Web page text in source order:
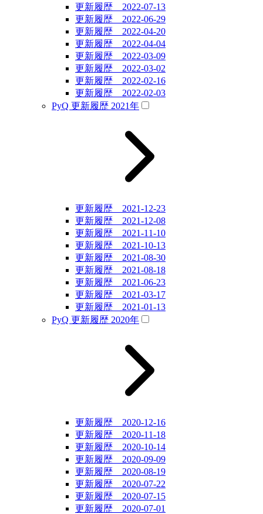
更新履歴 2022-07-13
更新履歴 2022-06-29
更新履歴 2022-04-20
更新履歴 2022-04-04
更新履歴 2022-03-09
更新履歴 2022-03-02
更新履歴 2022-02-16
更新履歴 2022-02-03
PyQ 更新履歴 2021年
更新履歴 2021-12-23
更新履歴 2021-12-08
更新履歴 2021-11-10
更新履歴 2021-10-13
更新履歴 2021-08-30
更新履歴 2021-08-18
更新履歴 2021-06-23
更新履歴 2021-03-17
更新履歴 2021-01-13
PyQ 更新履歴 2020年
更新履歴 2020-12-16
更新履歴 2020-11-18
更新履歴 2020-10-14
更新履歴 2020-09-09
更新履歴 2020-08-19
更新履歴 2020-07-22
更新履歴 2020-07-15
更新履歴 2020-07-01